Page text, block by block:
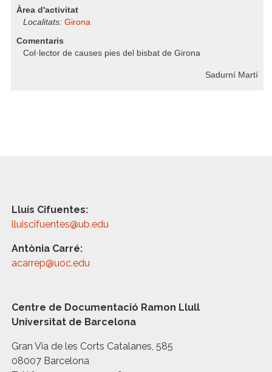
Àrea d'activitat
Localitats: Girona
Comentaris
Col·lector de causes pies del bisbat de Girona
Sadurní Martí
Lluís Cifuentes:
lluiscifuentes@ub.edu
Antònia Carré:
acarrep@uoc.edu
Centre de Documentació Ramon Llull
Universitat de Barcelona
Gran Via de les Corts Catalanes, 585
08007 Barcelona